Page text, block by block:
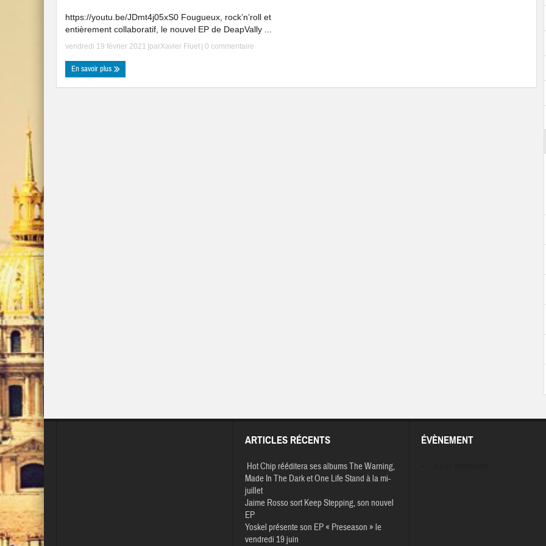
https://youtu.be/JDmt4j05xS0 Fougueux, rock’n’roll et
entièrement collaboratif, le nouvel EP de DeapVally ...
vendredi 19 février 2021 |parXavier Fluet 0 commentaire
En savoir plus
ARTICLES RÉCENTS
Hot Chip rééditera ses albums The Warning,
Made In The Dark et One Life Stand à la mi-
juillet
Jaime Rosso sort Keep Stepping, son nouvel
EP
Yoskel présente son EP « Preseason » le
vendredi 19 juin
ÉVÈNEMENT